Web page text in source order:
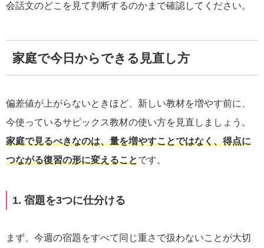
会話文のどこを見て判断するのかまで確認してください。
家庭で今日からできる見直し方
偏差値が上がらないときほど、新しい教材を増やす前に、
今使っているサピックス教材の使い方を見直しましょう。
家庭で見るべきなのは、量を増やすことではなく、得点に
つながる復習の形に変えることです。
1. 宿題を3つに仕分ける
まず、今週の宿題をすべて同じ重さで扱わないことが大切